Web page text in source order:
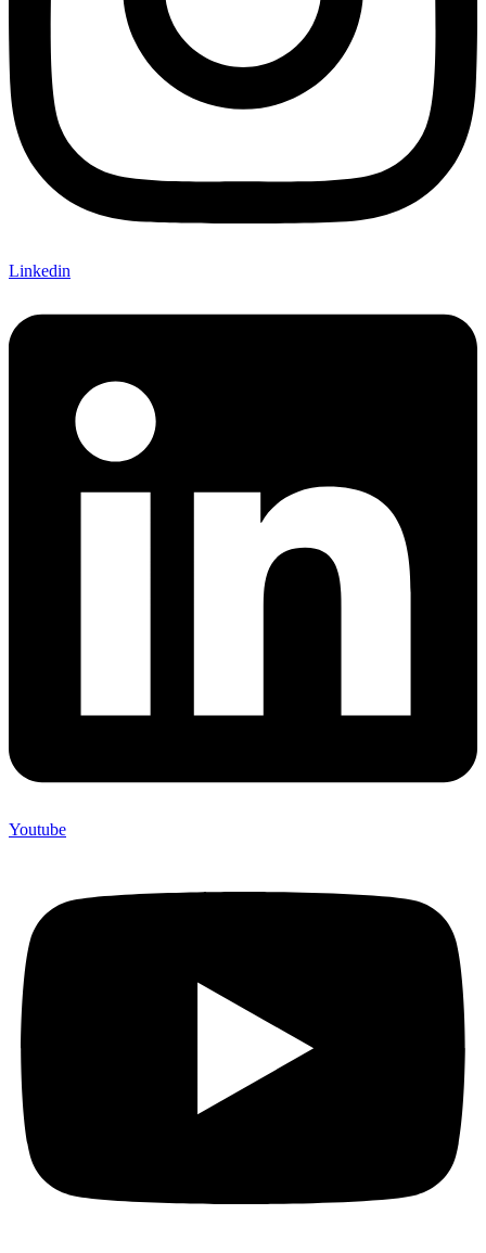
Linkedin
Youtube